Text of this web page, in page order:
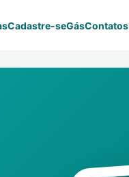
Cadastre-seGásContatos